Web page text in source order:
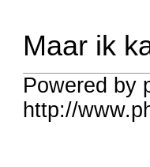
Maar ik
Powered by
http://